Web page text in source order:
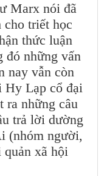
Marx nói đã
cho triết học
thức luận
đó những vấn
nay vẫn còn
Hy Lạp cổ đại
ra những câu
trả lời dường
(nhóm người,
quản xã hội